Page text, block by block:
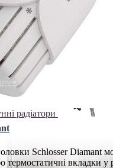
обладнання
радіатори
Schlosser Diamant
термостатичні вкладки у